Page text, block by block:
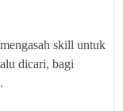
skill untuk
dicari, bagi